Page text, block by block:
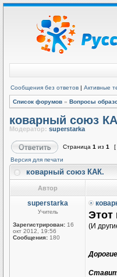
Сообщения без ответов | Активные
Список форумов » Вопросы
коварный союз
Модератор: superstarka
Страница 1 из 1
[
Версия для печати
коварный союз КАК.
Автор
superstarka
Учитель
Зарегистрирован: 16
окт 2012, 19:56
Сообщения: 180
Этот
(И